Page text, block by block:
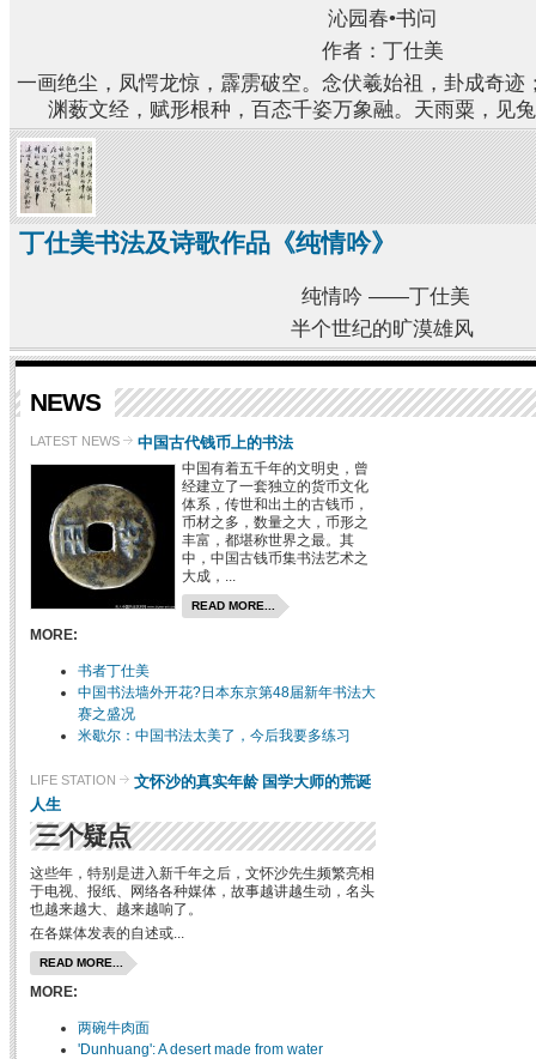
沁园春•书问
作者：丁仕美
一画绝尘，凤愕龙惊，霹雳破空。念伏羲始祖，卦成奇迹
渊薮文经，赋形根种，百态千姿万象融。天雨粟，见
丁仕美书法及诗歌作品《纯情吟》
纯情吟 ——丁仕美
半个世纪的旷漠雄风
NEWS
LATEST NEWS 中国古代钱币上的书法
中国有着五千年的文明史，曾
经建立了一套独立的货币文化
体系，传世和出土的古钱币，
币材之多，数量之大，币形之
丰富，都堪称世界之最。其
中，中国古钱币集书法艺术之
大成，...
READ MORE...
MORE:
书者丁仕美
中国书法墙外开花?日本东京第48届新年书法大
赛之盛况
米歇尔：中国书法太美了，今后我要多练习
LIFE STATION
文怀沙的真实年龄 国学大师的荒诞
人生
三个疑点
这些年，特别是进入新千年之后，文怀沙先生频繁亮相
于电视、报纸、网络各种媒体，故事越讲越生动，名头
也越来越大、越来越响了。
在各媒体发表的自述或...
READ MORE...
MORE:
两碗牛肉面
'Dunhuang': A desert made from water